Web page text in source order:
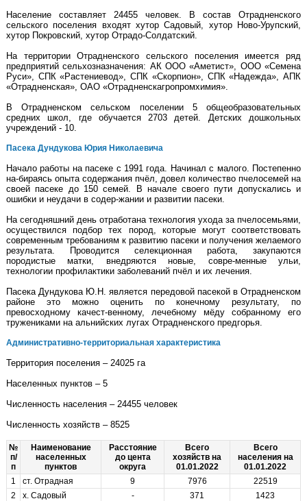
Население составляет 24455 человек. В состав Отрадненского
сельского поселения входят хутор Садовый, хутор Ново-Урупский,
хутор Покровский, хутор Отрадо-Солдатский.
На территории Отрадненского сельского поселения имеется ряд
предприятий сельхозназначения: АК ООО «Аметист», ООО «Семена
Руси», СПК «Растениевод», СПК «Скорпион», СПК «Надежда», АПК
«Отрадненская», ОАО «Отрадненскагропромхимия».
В Отрадненском сельском поселении 5 общеобразовательных
средних школ, где обучается 2703 детей. Детских дошкольных
учреждений - 10.
Пасека Дундукова Юрия Николаевича
Начало работы на пасеке с 1991 года. Начинал с малого. Постепенно
на-бираясь опыта содержания пчёл, довел количество пчелосемей на
своей пасеке до 150 семей. В начале своего пути допускались и
ошибки и неудачи в содер-жании и развитии пасеки.
На сегодняшний день отработана технология ухода за пчелосемьями,
осуществился подбор тех пород, которые могут соответствовать
современным требованиям к развитию пасеки и получения желаемого
результата. Проводится селекционная работа, закупаются
породистые матки, внедряются новые, совре-менные ульи,
технологии профилактики заболеваний пчёл и их лечения.
Пасека Дундукова Ю.Н. является передовой пасекой в Отрадненском
районе это можно оценить по конечному результату, по
превосходному качест-венному, лечебному мёду собранному его
тружениками на альнийских лугах Отрадненского предгорья.
Административно-территориальная характеристика
Территория поселения – 24025 га
Населенных пунктов – 5
Численность населения – 24455 человек
Численность хозяйств – 8525
№
п/
п
Наименование
населенных
пунктов
Расстояние
до цента
округа
Всего
хозяйств на
01.01.2022
Всего
населения на
01.01.2022
1
ст. Отрадная 9 7976
22519
2
х. Садовый - 371 1423